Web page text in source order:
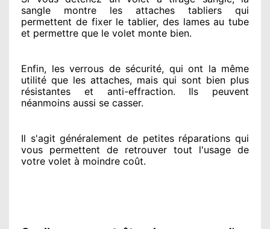
sangle montre les attaches tabliers qui
permettent de fixer le tablier, des lames au tube
et permettre que le volet monte bien.
Enfin, les verrous de sécurité, qui ont la même
utilité que les attaches, mais qui sont bien plus
résistantes et anti-effraction. Ils peuvent
néanmoins aussi se casser.
Il s'agit généralement de petites réparations qui
vous permettent de retrouver tout l'usage de
votre volet à moindre coût.